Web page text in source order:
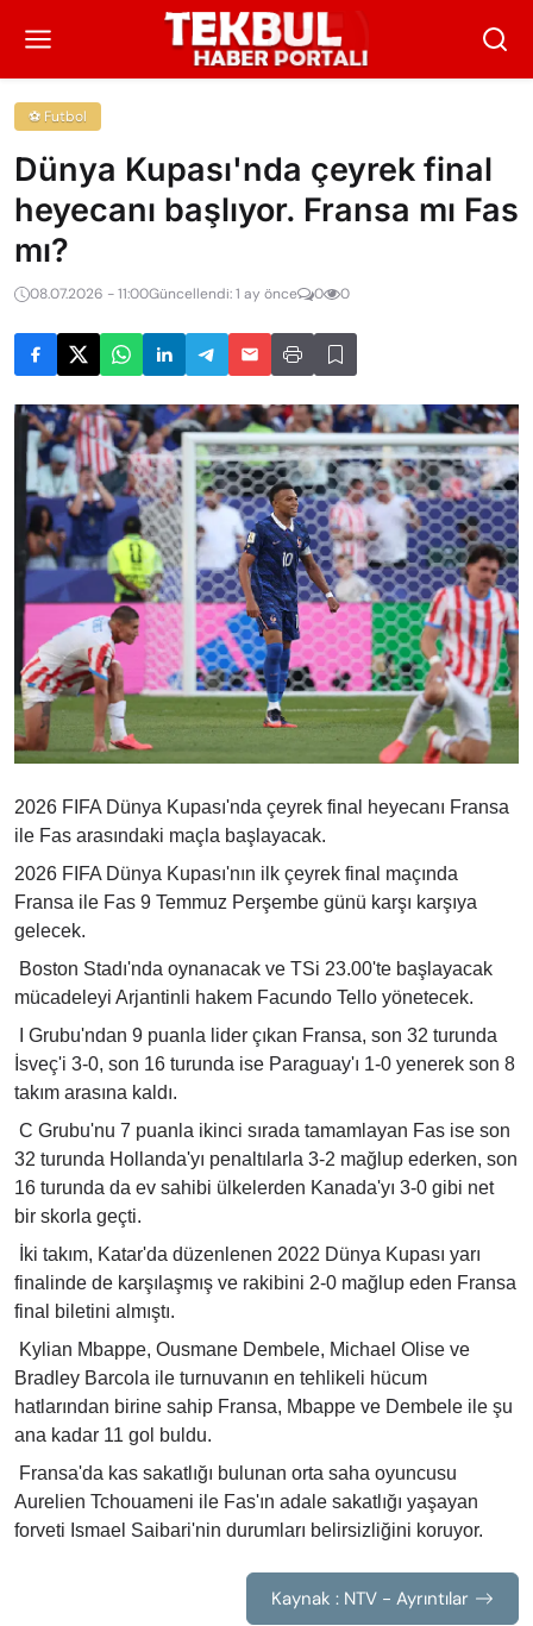
⚽ Futbol
Dünya Kupası'nda çeyrek final
heyecanı başlıyor. Fransa mı Fas
mı?
08.07.2026 - 11:00Güncellendi: 1 ay önce 0 0
2026 FIFA Dünya Kupası'nda çeyrek final heyecanı Fransa
ile Fas arasındaki maçla başlayacak.
2026 FIFA Dünya Kupası'nın ilk çeyrek final maçında
Fransa ile Fas 9 Temmuz Perşembe günü karşı karşıya
gelecek.
Boston Stadı'nda oynanacak ve TSi 23.00'te başlayacak
mücadeleyi Arjantinli hakem Facundo Tello yönetecek.
I Grubu'ndan 9 puanla lider çıkan Fransa, son 32 turunda
İsveç'i 3-0, son 16 turunda ise Paraguay'ı 1-0 yenerek son 8
takım arasına kaldı.
C Grubu'nu 7 puanla ikinci sırada tamamlayan Fas ise son
32 turunda Hollanda'yı penaltılarla 3-2 mağlup ederken, son
16 turunda da ev sahibi ülkelerden Kanada'yı 3-0 gibi net
bir skorla geçti.
İki takım, Katar'da düzenlenen 2022 Dünya Kupası yarı
finalinde de karşılaşmış ve rakibini 2-0 mağlup eden Fransa
final biletini almıştı.
Kylian Mbappe, Ousmane Dembele, Michael Olise ve
Bradley Barcola ile turnuvanın en tehlikeli hücum
hatlarından birine sahip Fransa, Mbappe ve Dembele ile şu
ana kadar 11 gol buldu.
Fransa'da kas sakatlığı bulunan orta saha oyuncusu
Aurelien Tchouameni ile Fas'ın adale sakatlığı yaşayan
forveti Ismael Saibari'nin durumları belirsizliğini koruyor.
Kaynak : NTV - Ayrıntılar